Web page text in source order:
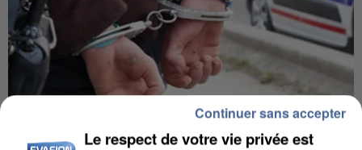
Le respect de votre vie privée est
Continuer sans accepter